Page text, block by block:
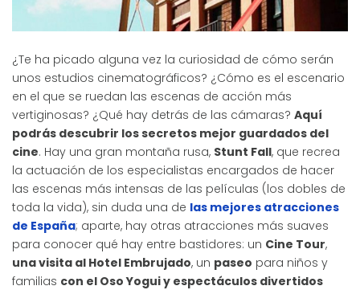
¿Te ha picado alguna vez la curiosidad de cómo serán
unos estudios cinematográficos? ¿Cómo es el escenario
en el que se ruedan las escenas de acción más
vertiginosas? ¿Qué hay detrás de las cámaras? Aquí
podrás descubrir los secretos mejor guardados del
cine. Hay una gran montaña rusa, Stunt Fall, que recrea
la actuación de los especialistas encargados de hacer
las escenas más intensas de las películas (los dobles de
toda la vida), sin duda una de las mejores atracciones
de España; aparte, hay otras atracciones más suaves
para conocer qué hay entre bastidores: un Cine Tour,
una visita al Hotel Embrujado, un paseo para niños y
familias con el Oso Yogui y espectáculos divertidos